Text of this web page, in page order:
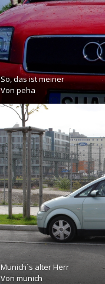
So, das ist meiner
Vonpeha
Munich´s alter Herr
Vonmunich